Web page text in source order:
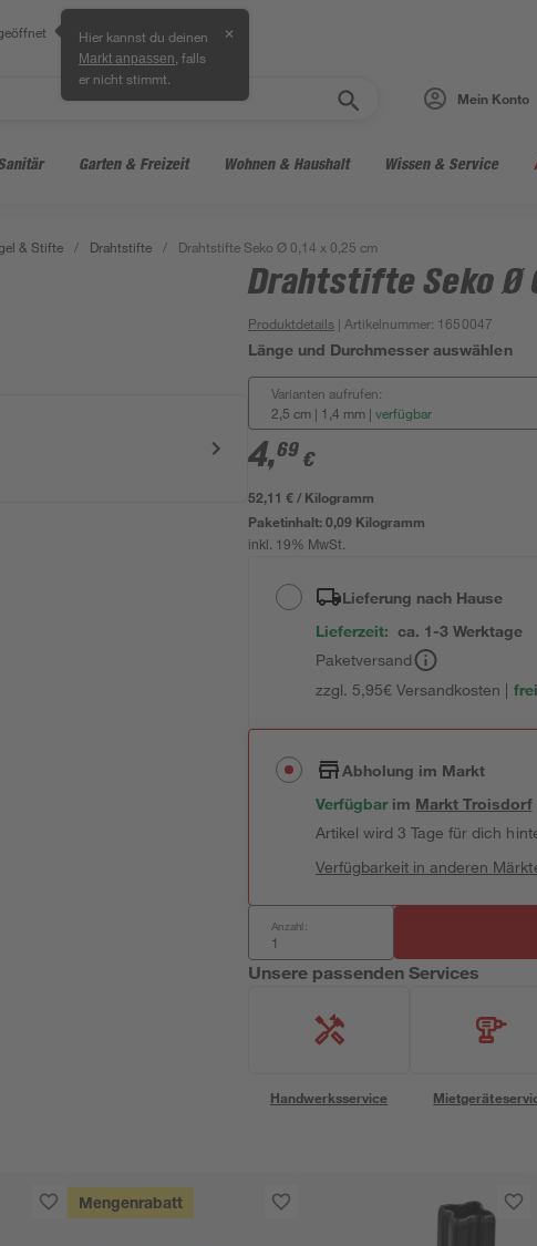
Hier kannst du deinen
Markt anpassen , falls
er nicht stimmt.
✕
Mein Konto
Garten & Freizeit Wohnen & Haushalt Wissen & Service
& Stifte / Drahtstifte / Drahtstifte Seko Ø 0,14 x 0,25 cm
Drahtstifte Seko Ø
Produktdetails | Artikelnummer: 1650047
Länge und Durchmesser auswählen
Varianten aufrufen:
2,5 cm | 1,4 mm | verfügbar
4,69 €
52,11 € / Kilogramm
Paketinhalt:0,09 Kilogramm
inkl. 19% MwSt.
Lieferung nach Hause
Lieferzeit: ca. 1-3 Werktage
Paketversand
zzgl. 5,95€ Versandkosten |
Abholung im Markt
Verfügbar im MarktTroisdorf
Artikel wird 3 Tage für dich
Verfügbarkeit in anderen
Anzahl:
Unsere passenden Services
Handwerksservice
Mengenrabatt